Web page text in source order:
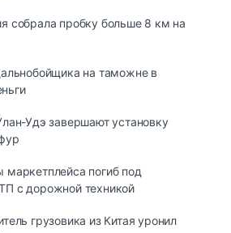
собрала пробку больше 8 км на
на таможне в
Удэ зaвepшaют ycтaнoвкy
маркетплейса погиб под
с дорожной техникой
грузовика из Китая уронил